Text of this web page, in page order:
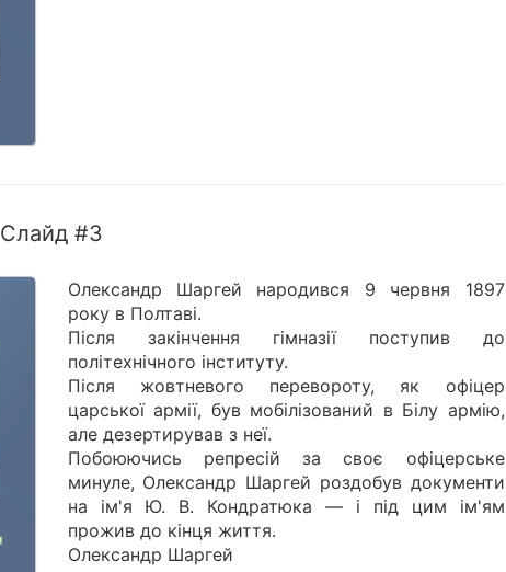
Слайд #3
Олександр Шаргей народився 9 червня 1897
року в Полтаві.
Після закінчення гімназії поступив до
політехнічного інституту.
Після жовтневого перевороту, як офіцер
царської армії, був мобілізований в Білу армію,
але дезертирував з неї.
Побоюючись репресій за своє офіцерське
минуле, Олександр Шаргей роздобув документи
на ім'я Ю. В. Кондратюка — і під цим ім'ям
прожив до кінця життя.
Олександр Шаргей